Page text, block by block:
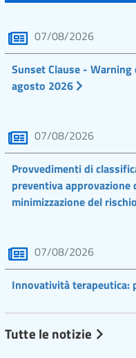
07/08/2026
Sunset Clause -
agosto 2026
07/08/2026
Provvedimenti di
preventiva
minimizzazione del rischio
07/08/2026
Innovatività terapeutica:
Tutte le notizie